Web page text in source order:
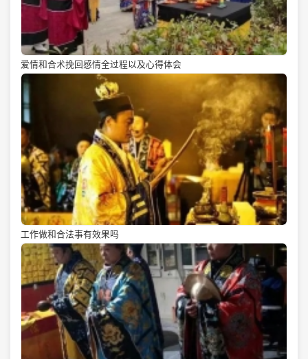
爱情和合术挽回感情全过程以及心得体会
工作做和合法事有效果吗